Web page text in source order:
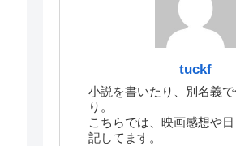
tuckf
小説を書いたり、別名義
り。
こちらでは、映画感想や
記してます。